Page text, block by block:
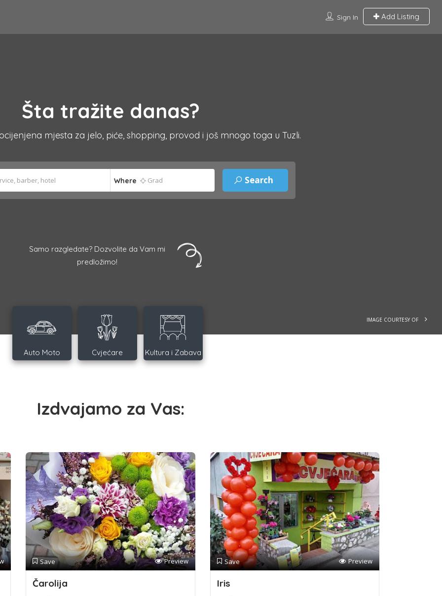
Sign In Add Listing
IMAGE COURTESY OF
Šta tražite danas?
mjesta za jelo, piće, shopping, provod i još mnogo toga u Tuzli.
Where
Samo razgledate? Dozvolite da Vam mi
predložimo!
Auto Moto Cvjećare Kultura i Zabava
Izdvajamo za Vas:
Save Preview
Čarolija
Save Preview
Iris